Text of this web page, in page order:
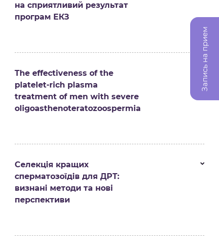
на сприятливий результат
програм ЕКЗ
The effectiveness of the
platelet-rich plasma
treatment of men with severe
oligoasthenoteratozoospermia
Селекція кращих
сперматозоїдів для ДРТ:
визнані методи та нові
перспективи
Запись на прием